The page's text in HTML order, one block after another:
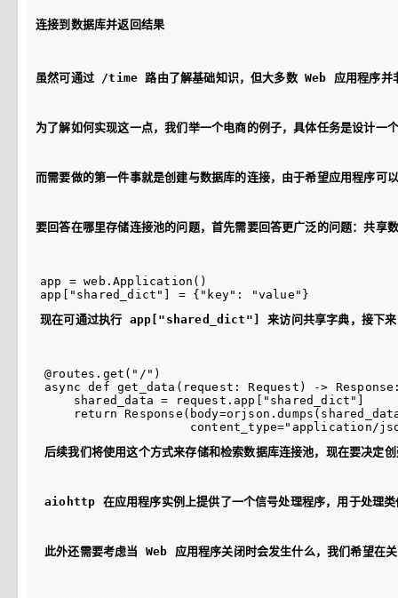
连接到数据库并返回结果
虽然可通过 /time 路由了解基础知识，但大多数 Web 应用程序
为了解如何实现这一点，我们举一个电商的例子，具体任务是设计
而需要做的第一件事就是创建与数据库的连接，由于希望应用程序可
要回答在哪里存储连接池的问题，首先需要回答更广泛的问题：
app = web.Application()
现在可通过执行 app["shared_dict"] 来访问共享字典，接下来，
@routes.get("/")
async def get_data(request: Request) ->
    shared_data = request.app["shared_dict"]
return
后续我们将使用这个方式来存储和检索数据库连接池，现在要决
aiohttp 在应用程序实例上提供了一个信号处理程序，用于处
此外还需要考虑当 Web 应用程序关闭时会发生什么，我们希望